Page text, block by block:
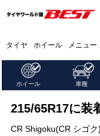
タイヤ ホイール メニュー
ホイール 車種
215/65R17に装
CR Shigoku(CR シゴ